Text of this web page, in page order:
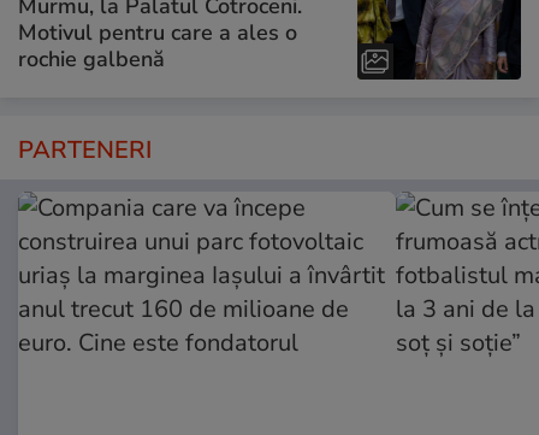
Murmu, la Palatul Cotroceni.
Motivul pentru care a ales o
rochie galbenă
PARTENERI